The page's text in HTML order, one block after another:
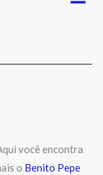
você encontra
o Benito Pepe